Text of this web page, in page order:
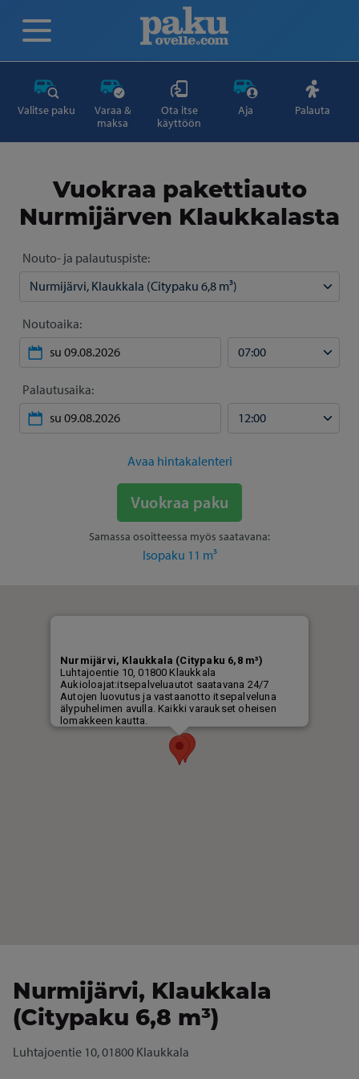
Valitse paku
Varaa &
maksa
Ota itse
käyttöön
Aja Palauta
Vuokraa pakettiauto
Nurmijärven Klaukkalasta
Nouto- ja palautuspiste:
Noutoaika:
Palautusaika:
Avaa hintakalenteri
Vuokraa paku
Samassa osoitteessa myös saatavana:
Isopaku 11 m³
Nurmijärvi, Klaukkala
(Citypaku 6,8 m³)
Luhtajoentie 10, 01800 Klaukkala